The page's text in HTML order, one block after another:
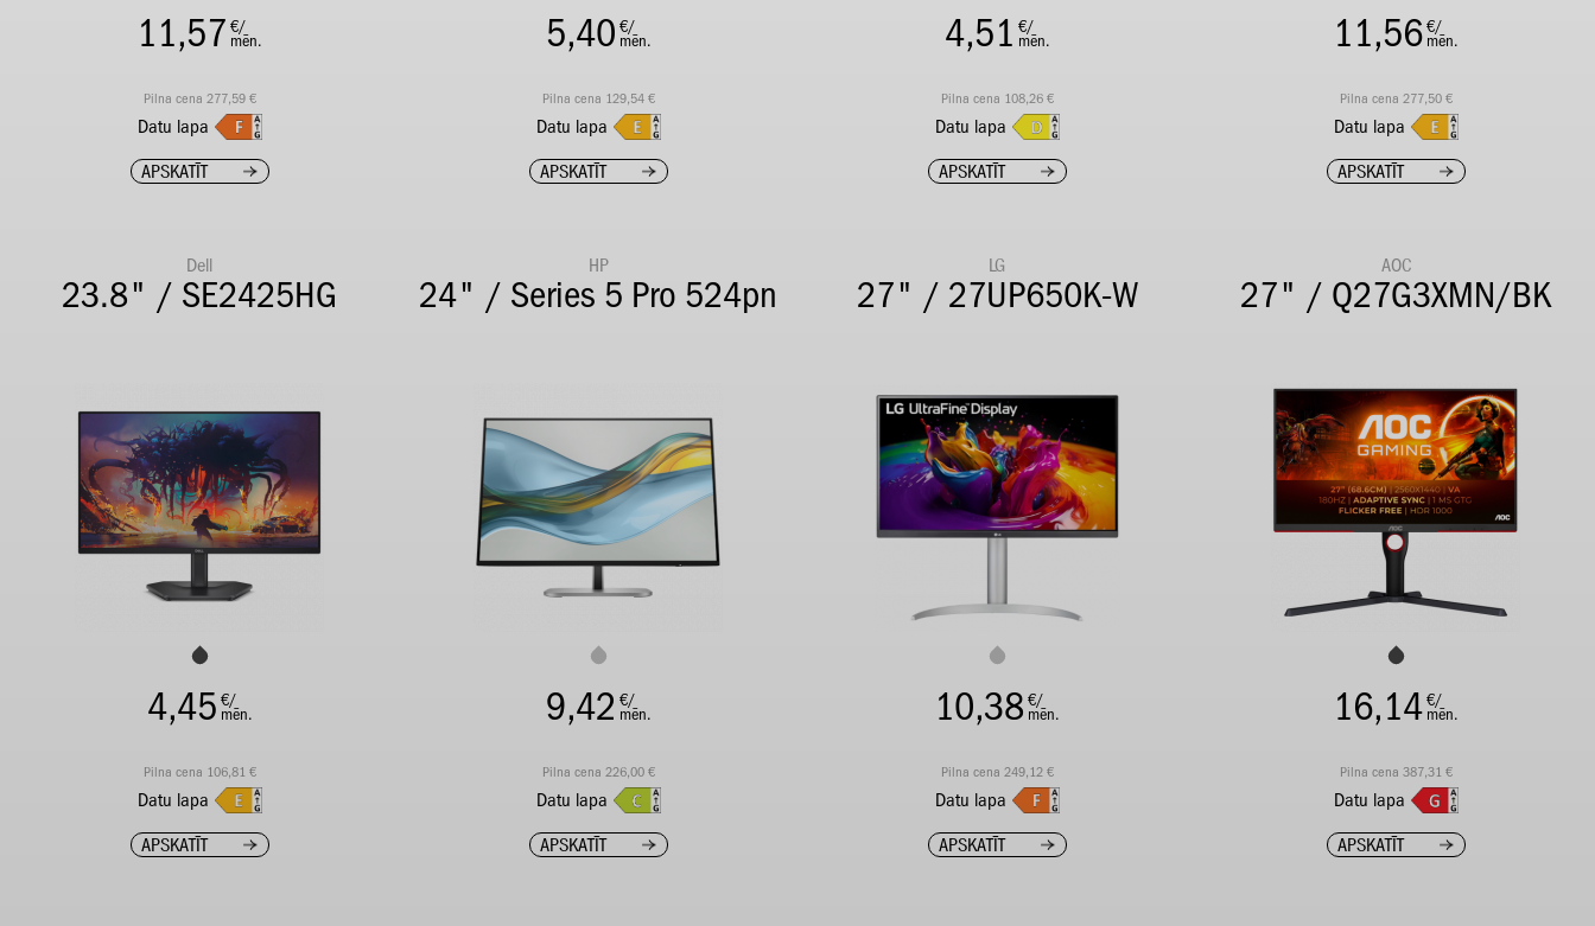
11,57 €/
mēn.
Pilna cena 277,59 €
Datu lapa
APSKATĪT
5,40 €/
mēn.
Pilna cena 129,54 €
Datu lapa
APSKATĪT
4,51 €/
mēn.
Pilna cena 108,26 €
Datu lapa
APSKATĪT
11,56€/
mēn.
Pilna cena 277,50 €
Datu lapa
APSKATĪT
Dell
23.8" / SE2425HG
4,45 €/
mēn.
Pilna cena 106,81 €
Datu lapa
APSKATĪT
HP
24" / Series 5 Pro 524pn
9,42 €/
mēn.
Pilna cena 226,00 €
Datu lapa
APSKATĪT
LG
27" / 27UP650K-W
10,38 €/
mēn.
Pilna cena 249,12 €
Datu lapa
APSKATĪT
AOC
27" / Q27G3XMN/BK
16,14€/
mēn.
Pilna cena 387,31 €
Datu lapa
APSKATĪT